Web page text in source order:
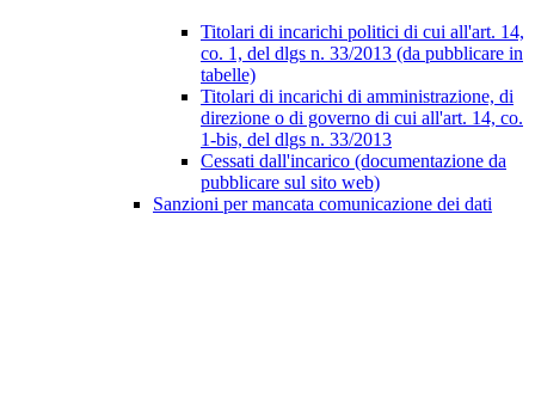
Titolari di incarichi politici di cui all'art. 14,
co. 1, del dlgs n. 33/2013 (da pubblicare in
tabelle)
Titolari di incarichi di amministrazione, di
direzione o di governo di cui all'art. 14, co.
1-bis, del dlgs n. 33/2013
Cessati dall'incarico (documentazione da
pubblicare sul sito web)
Sanzioni per mancata comunicazione dei dati